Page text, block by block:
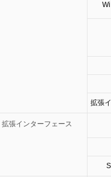
拡張
拡張インターフェース